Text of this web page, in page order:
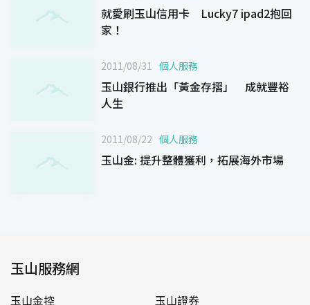
就愛刷玉山信用卡 Lucky7 ipad2抱回
家！
2011/08/31 個人服務
玉山銀行推出「黃金存摺」 成就豐裕
人生
2011/08/22 個人服務
玉山金: 提升整體獲利，拓展海外市場
玉山服務網
玉山金控
玉山證券